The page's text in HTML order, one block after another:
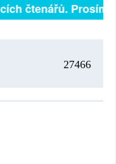
čtenářů.
27466